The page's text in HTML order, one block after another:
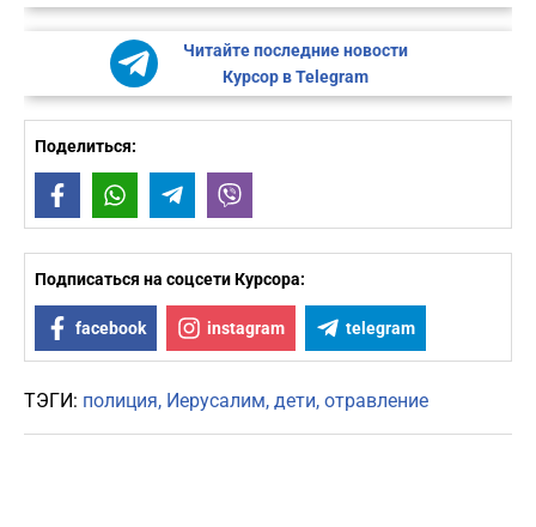
Читайте последние новости
Курсор в Telegram
Поделиться:
FacebookWhatsAppTelegram
Подписаться на соцсети Курсора:
facebook instagram telegram
ТЭГИ: полиция Иерусалим дети отравление